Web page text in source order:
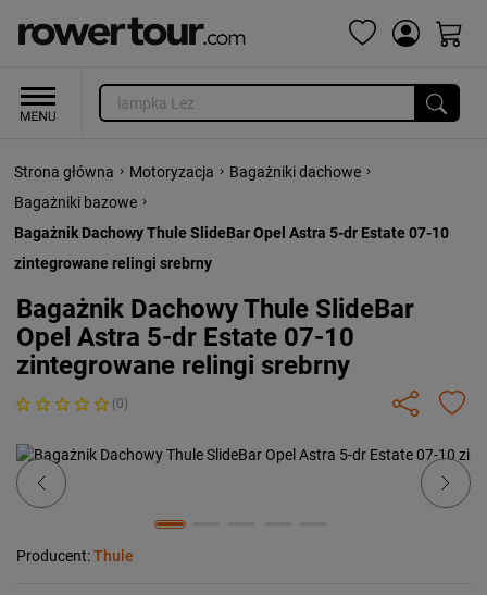
Strona główna › Motoryzacja › Bagażniki dachowe ›
Bagażniki bazowe ›
Bagażnik Dachowy Thule SlideBar Opel Astra 5-dr Estate 07-10
zintegrowane relingi srebrny
Bagażnik Dachowy Thule SlideBar
Opel Astra 5-dr Estate 07-10
zintegrowane relingi srebrny
(0)
Previous Next
Producent:Thule